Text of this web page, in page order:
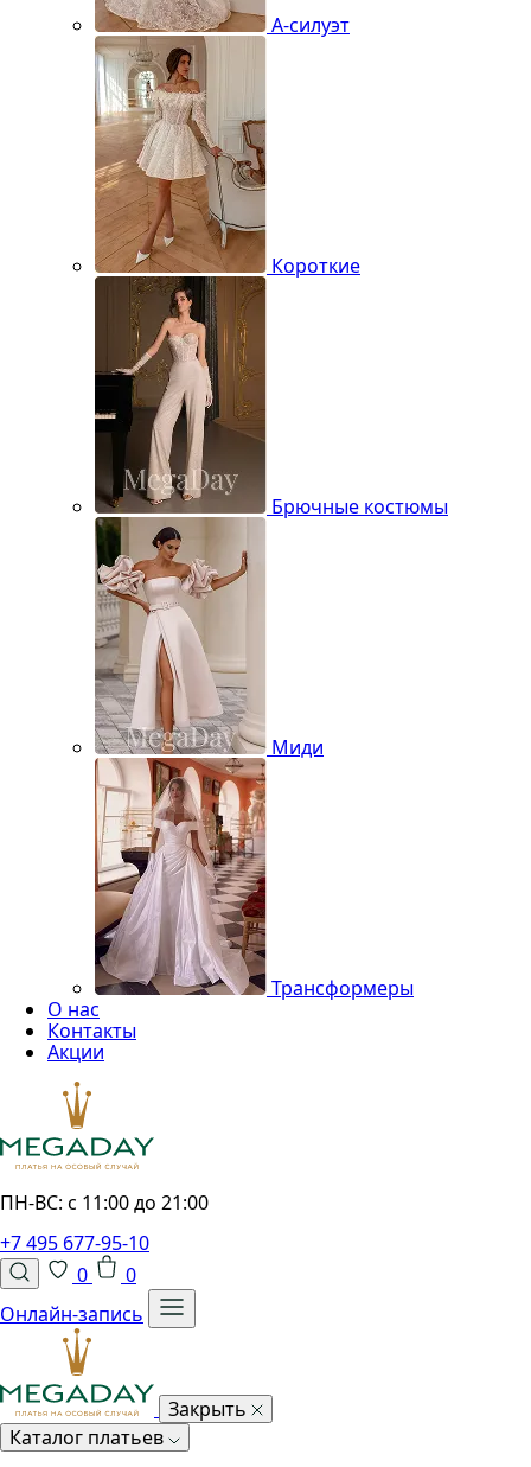
А-силуэт
Короткие
Брючные костюмы
Миди
Трансформеры
О нас
Контакты
Акции
ПН-ВС: с 11:00 до 21:00
+7 495 677-95-10
0
0
Онлайн-запись
Закрыть
Каталог платьев